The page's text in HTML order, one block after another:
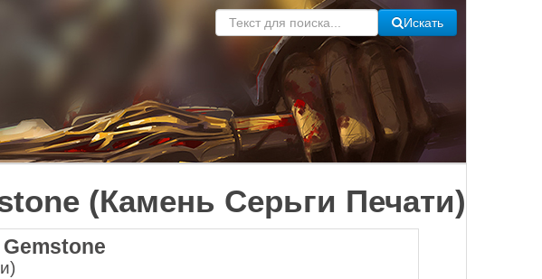
Искать
(Камень Серьги Печати)